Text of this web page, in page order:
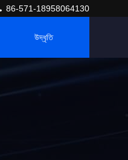
86-571-18958064130
উদ্ধৃতি